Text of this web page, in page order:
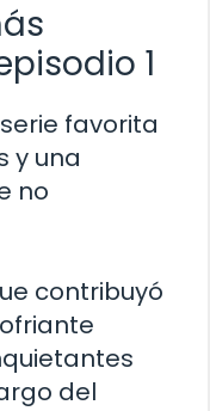
1
favorita
y una
no
contribuyó
del